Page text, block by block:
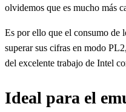
olvidemos que es mucho más
Es por ello que el consumo de
superar sus cifras en modo
del excelente trabajo de Intel
Ideal para el